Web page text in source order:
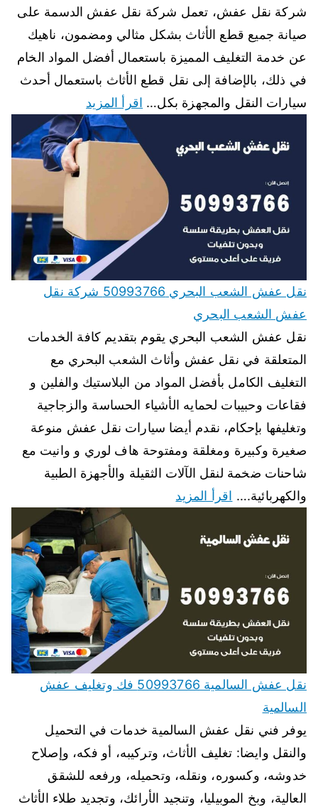
شركة نقل عفش، تعمل شركة نقل عفش الدسمة على
صيانة جميع قطع الأثاث بشكل مثالي ومضمون، ناهيك
عن خدمة التغليف المميزة باستعمال أفضل المواد الخام
في ذلك، بالإضافة إلى نقل قطع الأثاث باستعمال أحدث
سيارات النقل والمجهزة بكل… اقرأ المزيد
نقل عفش الشعب البحري 50993766 شركة نقل
عفش الشعب البحري
نقل عفش الشعب البحري يقوم بتقديم كافة الخدمات
المتعلقة في نقل عفش وأثاث الشعب البحري مع
التغليف الكامل بأفضل المواد من البلاستيك والفلين و
فقاعات وحبيبات لحمايه الأشياء الحساسة والزجاجية
وتغليفها بإحكام، نقدم أيضا سيارات نقل عفش منوعة
صغيرة وكبيرة ومغلقة ومفتوحة هاف لوري و وانيت مع
شاحنات ضخمة لنقل الآلات الثقيلة والأجهزة الطبية
والكهربائية.… اقرأ المزيد
نقل عفش السالمية 50993766 فك وتغليف عفش
السالمية
يوفر فني نقل عفش السالمية خدمات في التحميل
والنقل وايضا: تغليف الأثاث، وتركيبه، أو فكه، وإصلاح
خدوشه، وكسوره، ونقله، وتحميله، ورفعه للشقق
العالية، وبخ الموبيليا، وتنجيد الأرائك، وتجديد طلاء الأثاث